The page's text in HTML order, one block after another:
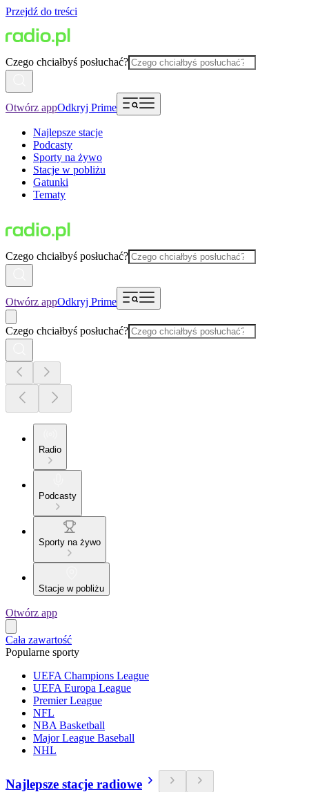
Przejdź do treści
Czego chciałbyś posłuchać?
Otwórz appOdkryj Prime
Najlepsze stacje
Podcasty
Sporty na żywo
Stacje w pobliżu
Gatunki
Tematy
Czego chciałbyś posłuchać?
Otwórz appOdkryj Prime
Czego chciałbyś posłuchać?
Radio
Podcasty
Sporty na żywo
Stacje w pobliżu
Otwórz app
Cała zawartość
Popularne sporty
UEFA Champions League
UEFA Europa League
Premier League
NFL
NBA Basketball
Major League Baseball
NHL
Najlepsze stacje radiowe